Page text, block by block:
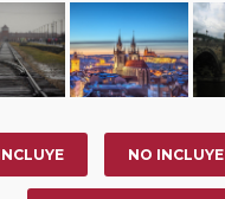
NO INCLUYE